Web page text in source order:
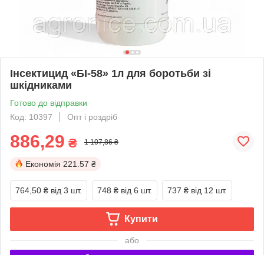
Інсектицид «БІ-58» 1л для боротьби зі
шкідниками
Готово до відправки
Код: 10397
Опт і роздріб
886,29 ₴ 1 107,86 ₴
Економія 221.57 ₴
764,50 ₴ від 3 шт. 748 ₴ від 6 шт. 737 ₴ від 12 шт.
Купити
або